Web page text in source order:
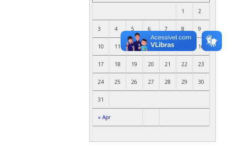
« Apr
1 2
3 4 5 6 7 8 9
10 11 12 13 14 16
17 18 19 20 21 22 23
24 25 26 27 28 29 30
31